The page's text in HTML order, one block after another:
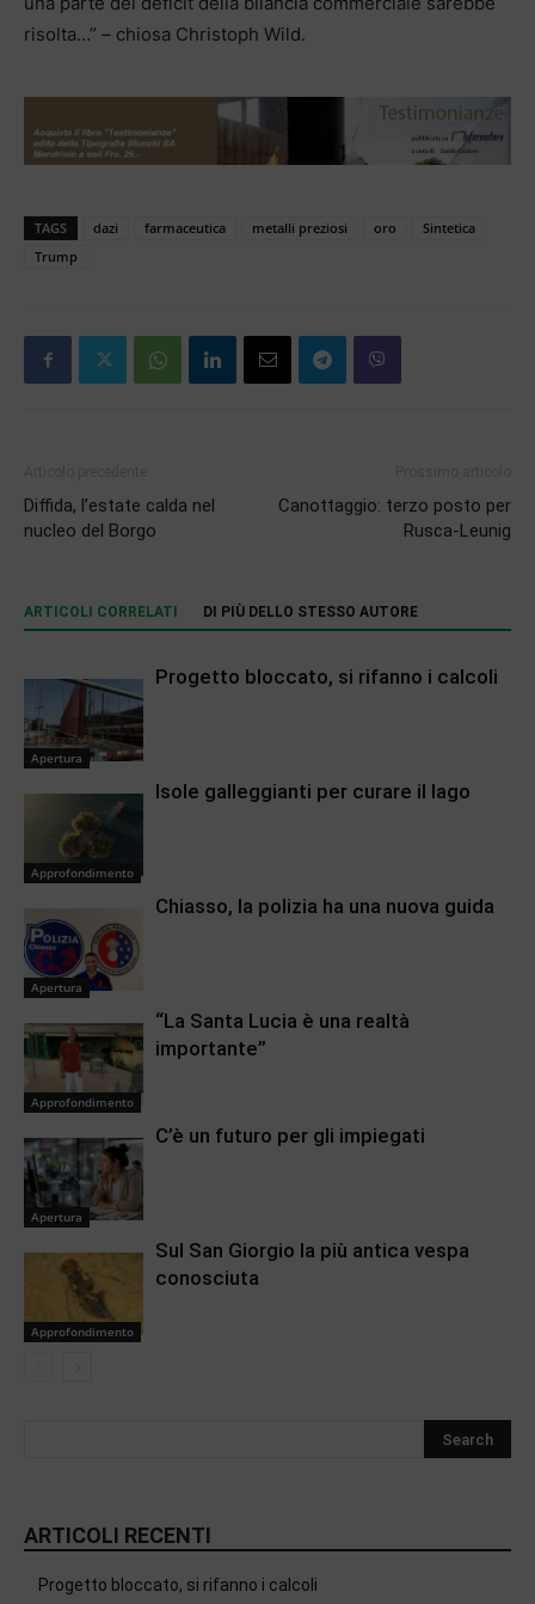
risolta…” – chiosa Christoph Wild.
TAGS dazi farmaceutica metalli preziosi oro
Sintetica
Trump
Diffida, l’estate calda nel
nucleo del Borgo
Canottaggio: terzo posto per
Rusca-Leunig
ARTICOLI CORRELATI DI PIÙ DELLO STESSO AUTORE
Apertura
Progetto bloccato, si rifanno i calcoli
Approfondimento
Isole galleggianti per curare il lago
Apertura
Chiasso, la polizia ha una nuova guida
Approfondimento
“La Santa Lucia è una realtà
importante”
Apertura
C’è un futuro per gli impiegati
Approfondimento
Sul San Giorgio la più antica vespa
conosciuta
ARTICOLI RECENTI
Progetto bloccato, si rifanno i calcoli